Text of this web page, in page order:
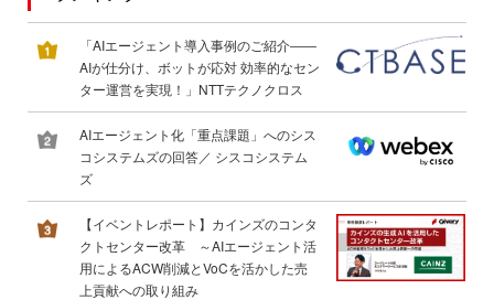
「AIエージェント導入事例のご紹介――
AIが仕分け、ボットが応対 効率的なセン
ター運営を実現！」NTTテクノクロス
AIエージェント化「重点課題」へのシス
コシステムズの回答／ シスコシステム
ズ
【イベントレポート】カインズのコンタ
クトセンター改革 ～AIエージェント活
用によるACW削減とVoCを活かした売
上貢献への取り組み